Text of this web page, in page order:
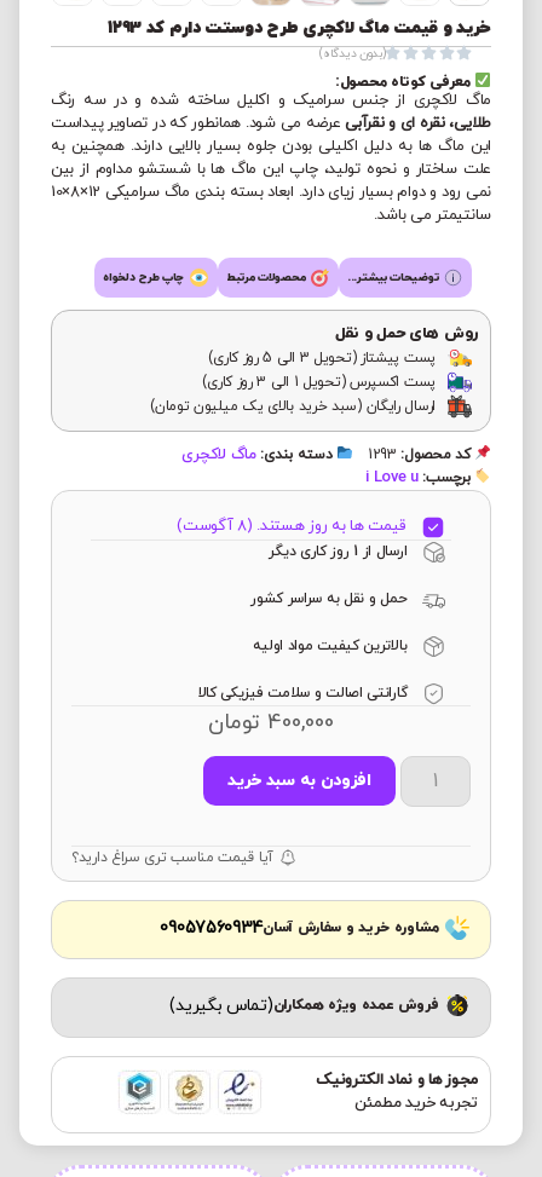
خرید و قیمت ماگ لاکچری طرح دوستت دارم کد 1293




(بدون دیدگاه)
معرفی کوتاه محصول:
ماگ لاکچری از جنس سرامیک و اکلیل ساخته شده و در سه رنگ
طلایی، نقره ای و نقرآبیعرضه می شود. همانطور که در تصاویر پیداست
این ماگ ها به دلیل اکلیلی بودن جلوه بسیار بالایی دارند. همچنین به
علت ساختار و نحوه تولید، چاپ این ماگ ها با شستشو مداوم از بین
نمی رود و دوام بسیار زیای دارد. ابعاد بسته بندی ماگ سرامیکی 12×8×10
سانتیمتر می باشد.
توضیحات بیشتر... محصولات مرتبط چاپ طرح دلخواه
روش های حمل و نقل
پست پیشتاز (تحویل 3 الی 5 روز کاری)
پست اکسپرس (تحویل 1 الی 3 روز کاری)
ارسال رایگان (سبد خرید بالای یک میلیون تومان)
کد محصول: 1293 دسته بندی: ماگ لاکچری
برچسب: i Love u
قیمت ها به روز هستند. (8 آگوست)
ارسال از 1 روز کاری دیگر
حمل و نقل به سراسر کشور
بالاترین کیفیت مواد اولیه
گارانتی اصالت و سلامت فیزیکی کالا
400,000 تومان
افزودن به سبد خرید
آیا قیمت مناسب تری سراغ دارید؟
مشاوره خرید و سفارش آسان09057560934
فروش عمده ویژه همکاران(تماس بگیرید)
مجوز ها و نماد الکترونیک
تجربه خرید مطمئن